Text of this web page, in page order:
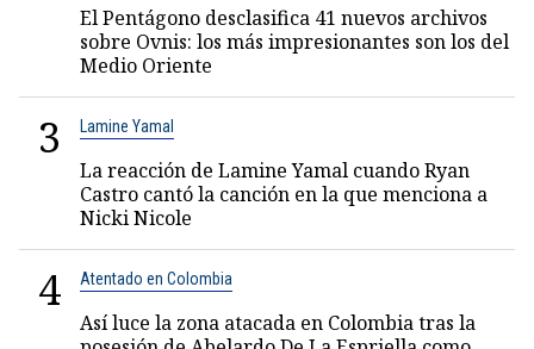
El Pentágono desclasifica 41 nuevos archivos
sobre Ovnis: los más impresionantes son los del
Medio Oriente
3 Lamine Yamal
La reacción de Lamine Yamal cuando Ryan
Castro cantó la canción en la que menciona a
Nicki Nicole
4 Atentado en Colombia
Así luce la zona atacada en Colombia tras la